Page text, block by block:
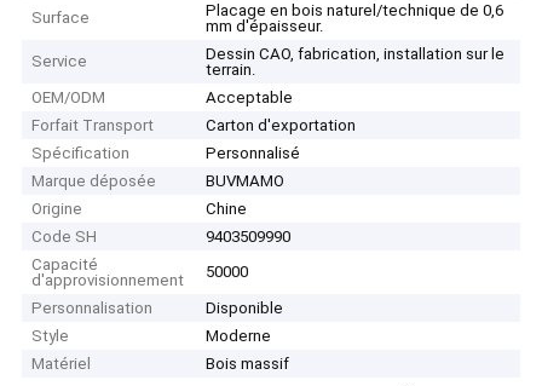
Surface
Placage en bois naturel/technique de 0,6
mm d'épaisseur.
Service
Dessin CAO, fabrication, installation sur le
terrain.
OEM/ODM
Acceptable
Forfait Transport
Carton d'exportation
Spécification
Personnalisé
Marque déposée
BUVMAMO
Origine
Chine
Code SH
9403509990
Capacité
d'approvisionnement
50000
Personnalisation
Disponible
Style
Moderne
Matériel
Bois massif